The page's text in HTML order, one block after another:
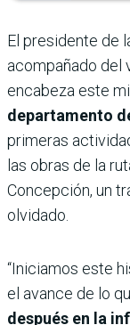
El presidente de
acompañado del
encabeza este
departamento
primeras
las obras de la
Concepción, un
olvidado.
“Iniciamos este
el avance de lo
después en la